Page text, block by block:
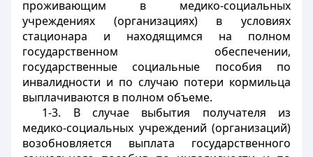
проживающим в медико-социальных
учреждениях (организациях) в условиях
стационара и находящимся на полном
государственном обеспечении,
государственные социальные пособия по
инвалидности и по случаю потери кормильца
выплачиваются в полном объеме.
1-3. В случае выбытия получателя из
медико-социальных учреждений (организаций)
возобновляется выплата государственного